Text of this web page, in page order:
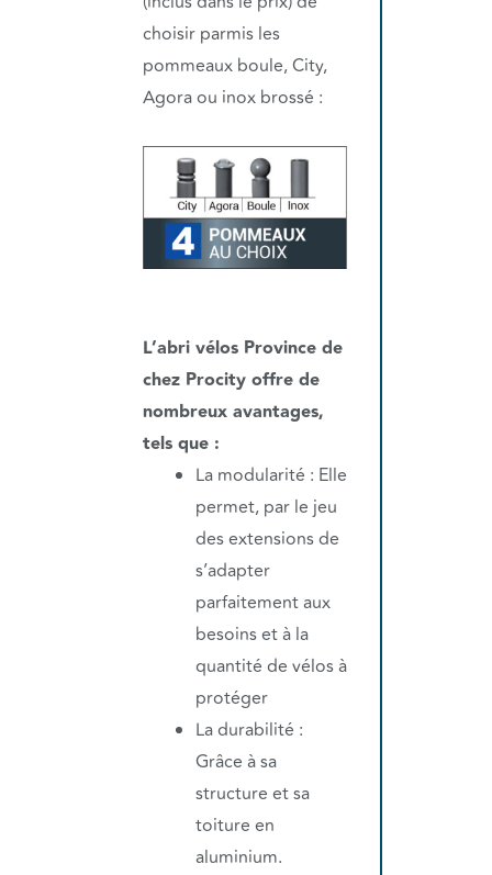
choisir parmis les
pommeaux boule, City,
Agora ou inox brossé :
L’abri vélos Province de
chez Procity offre de
nombreux avantages,
tels que :
La modularité : Elle
permet, par le jeu
des extensions de
s’adapter
parfaitement aux
besoins et à la
quantité de vélos à
protéger
La durabilité :
Grâce à sa
structure et sa
toiture en
aluminium.